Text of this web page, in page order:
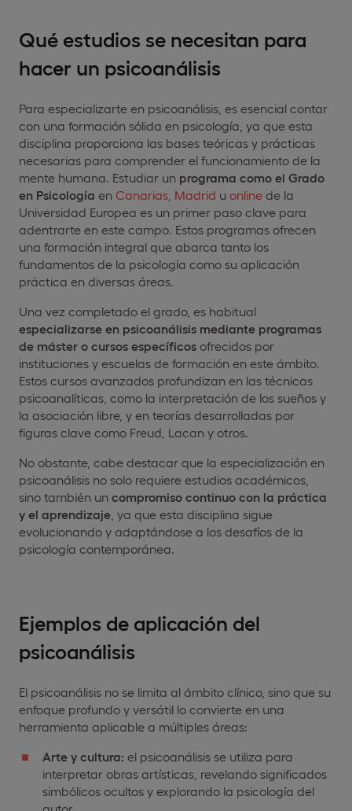
Qué estudios se necesitan para
hacer un psicoanálisis
Para especializarte en psicoanálisis, es esencial contar
con una formación sólida en psicología, ya que esta
disciplina proporciona las bases teóricas y prácticas
necesarias para comprender el funcionamiento de la
mente humana. Estudiar un programa como el Grado
en Psicología en Canarias Madrid u online de la
Universidad Europea es un primer paso clave para
adentrarte en este campo. Estos programas ofrecen
una formación integral que abarca tanto los
fundamentos de la psicología como su aplicación
práctica en diversas áreas.
Una vez completado el grado, es habitual
especializarse en psicoanálisis mediante programas
de máster o cursos específicos ofrecidos por
instituciones y escuelas de formación en este ámbito.
Estos cursos avanzados profundizan en las técnicas
psicoanalíticas, como la interpretación de los sueños y
la asociación libre, y en teorías desarrolladas por
figuras clave como Freud, Lacan y otros.
No obstante, cabe destacar que la especialización en
psicoanálisis no solo requiere estudios académicos,
sino también un compromiso continuo con la práctica
y el aprendizaje , ya que esta disciplina sigue
evolucionando y adaptándose a los desafíos de la
psicología contemporánea.
Ejemplos de aplicación del
psicoanálisis
El psicoanálisis no se limita al ámbito clínico, sino que su
enfoque profundo y versátil lo convierte en una
herramienta aplicable a múltiples áreas:
Arte y cultura: el psicoanálisis se utiliza para
interpretar obras artísticas, revelando significados
simbólicos ocultos y explorando la psicología del
autor.